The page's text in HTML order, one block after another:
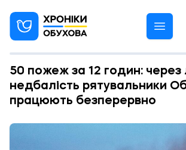
50 пожеж за 12 годин:
недбалість рятувальники
працюють безперервно